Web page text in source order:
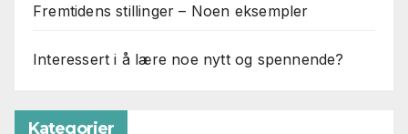
Fremtidens stillinger – Noen eksempler
Interessert i å lære noe nytt og spennende?
Kategorier